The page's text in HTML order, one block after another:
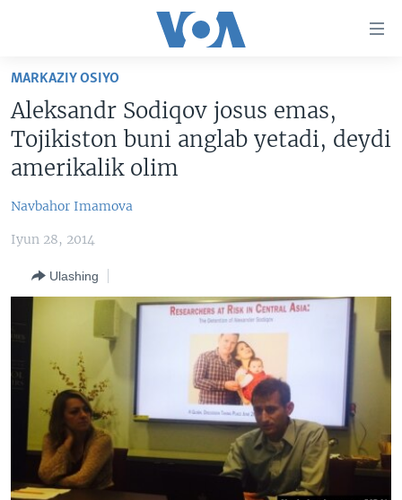
Boshiga
qayting
Qidiruvga
o'ting
AMERIKA
MARKAZIY OSIYO
AMERIKA MANZARALARI
XALQARO HAYOT
VASHINGTON CHOYXONASI
MOBIL-SALOM!
VIDEO
XABARLAR SURATLARDA
IJTIMOIY TARMOQLAR
FACEBOOK
YOUTUBE
INSTAGRAM
ODNOKLASSNIKI
TELEGRAM
TWITTER
INGLIZ TILI DARSLARI
EDITORIAL
Learning English
MARKAZIY OSIYO
Aleksandr Sodiqov josus emas,
Tojikiston buni anglab yetadi, deydi
amerikalik olim
Navbahor Imamova
Iyun 28, 2014
Ulashing